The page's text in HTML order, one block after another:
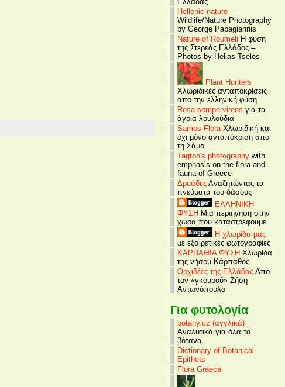
Hellenic nature
Wildlife/Nature Photography
by George Papagiannis
Nature of Roumeli Η φύση
της Στερεάς Ελλάδος –
Photos by Helias Tselos
Plant Hunters
Χλωριδικές ανταποκρίσεις
απο την ελληνική φύση
Rosa sempervirens για τα
άγρια λουλούδια
Samos FloraΧλωριδική και
όχι μόνο ανταπόκριση απο
τη Σάμο
Tagton's photographywith
emphasis on the flora and
fauna of Greece
ΔρυάδεςΑναζητώντας τα
πνεύματα του δάσους
ΕΛΛΗΝΙΚΗ
ΦΥΣΗ Μια περιηγηση στην
χωρα που καταστρεφουμε
Η χλωρίδα μας
με εξαιρετικές φωτογραφίες
ΚΑΡΠΑΘΙΑ ΦΥΣΗ Χλωρίδα
της νήσου Κάρπαθος
Ορχιδέες της ΕλλάδαςΑπο
τον «γκουρού» Ζήση
Αντωνόπουλο
Για φυτολογία
botany.cz (αγγλικά)
Αναλυτικά για όλα τα
βότανα.
Dictionary of Botanical
Epithets
Flora Graeca